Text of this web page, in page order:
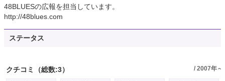
48BLUESの広報を担当しています。
http://48blues.com
ステータス
クチコミ （総数:3） / 2007年～